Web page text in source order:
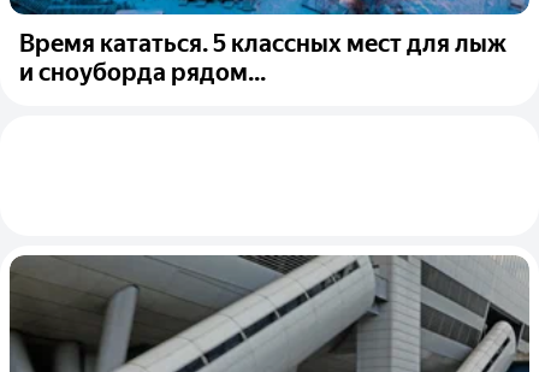
Время кататься. 5 классных мест для лыж
и сноуборда рядом...